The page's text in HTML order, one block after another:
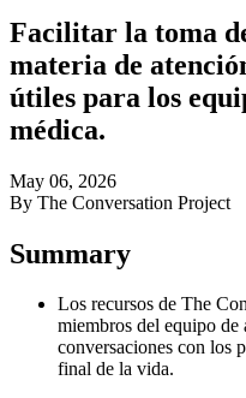
Facilitar la toma
materia de
útiles para los
médica.
May 06, 2026
By The Conversation Project
Summary
Los recursos de The
miembros del equipo
conversaciones con los
final de la vida.